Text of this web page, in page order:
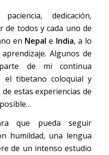
dedicación,
de todos y cada uno de
en Nepal e India, a lo
Algunos de
de mi continua
el tibetano coloquial y
estas experiencias de
que pueda seguir
humildad, una lengua
de un intenso estudio